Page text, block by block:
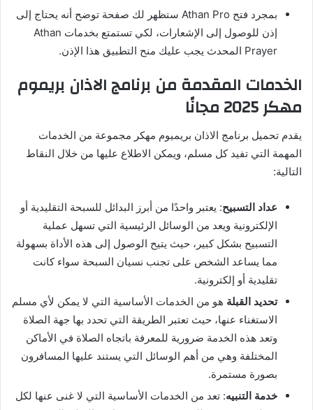
بمجرد فتح Athan Pro ستظهر لك صفحة توضح أنه يحتاج إلى
إذن للوصول إلى الإشعارات، لكي تستمتع بخدمات Athan
Prayer المحدث يجب عليك منح التطبيق هذا الإذن.
الخدمات المقدمة من برنامج الاذان بريموم
مهكر 2025 مجانًا
يقدم تحميل برنامج الاذان بريميوم مهكر مجموعة من الخدمات
المهمة التي تفيد كل مسلم، ويمكن الاطلاع عليها من خلال النقاط
التالية:
عداد التسبيح: يعتبر واحدًا من أبرز البدائل للسبحة التقليدية أو
الإلكترونية ويعد من الوسائل الرئيسية التي تسهل عملية
التسبيح بشكل كبير، حيث يتيح الوصول إلى هذه الأداة بسهولة
مما يساعد الشخص على تجنب نسيان السبحة سواء كانت
تقليدية أو إلكترونية.
تحديد القبلة هو من الخدمات الأساسية التي لا يمكن لأي مسلم
الاستغناء عنها، حيث تعتبر الطريقة التي تحدد بها جهة الصلاة
وتعد هذه الخدمة ضرورية للمعرفة باتجاه الصلاة في الأماكن
المختلفة وهي من أهم الوسائل التي يستند عليها المسافرون
بصورة مستمرة.
خدمة التنبيه: تعد من الخدمات الأساسية التي لا غنى عنها لكل